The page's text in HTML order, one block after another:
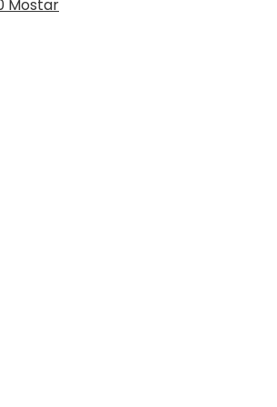
Mostar